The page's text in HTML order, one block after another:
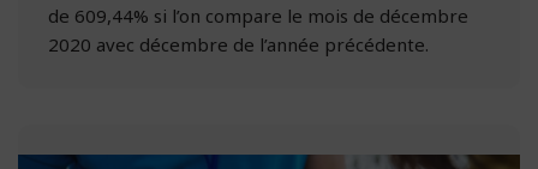
de 609,44% si l’on compare le mois de décembre
2020 avec décembre de l’année précédente.